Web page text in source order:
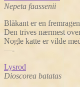
Nepeta faassenii
Blåkant er en
Den trives nærmest
Nogle katte er vilde
—-
Lysrod
Dioscorea batatas